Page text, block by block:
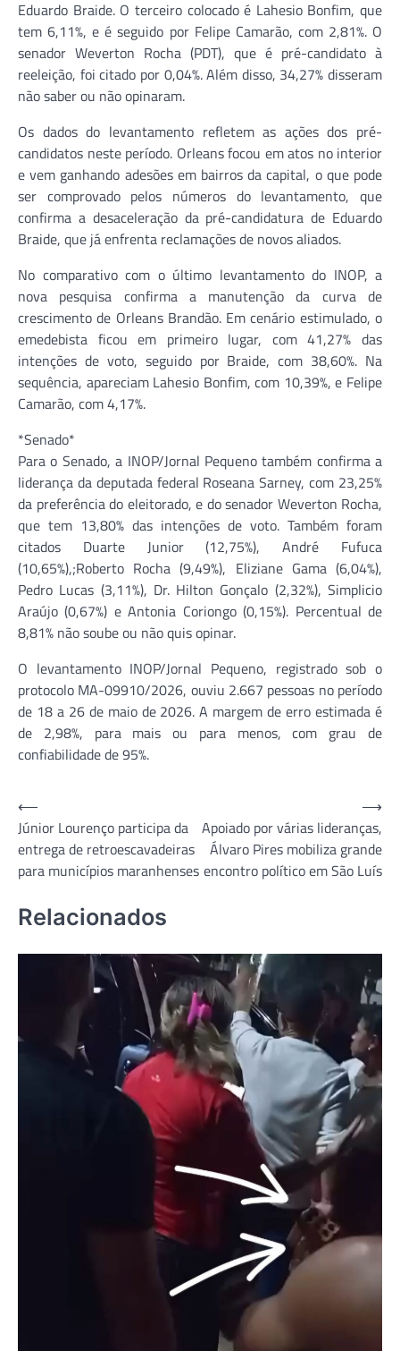
Eduardo Braide. O terceiro colocado é Lahesio Bonfim, que
tem 6,11%, e é seguido por Felipe Camarão, com 2,81%. O
senador Weverton Rocha (PDT), que é pré-candidato à
reeleição, foi citado por 0,04%. Além disso, 34,27% disseram
não saber ou não opinaram.
Os dados do levantamento refletem as ações dos pré-
candidatos neste período. Orleans focou em atos no interior
e vem ganhando adesões em bairros da capital, o que pode
ser comprovado pelos números do levantamento, que
confirma a desaceleração da pré-candidatura de Eduardo
Braide, que já enfrenta reclamações de novos aliados.
No comparativo com o último levantamento do INOP, a
nova pesquisa confirma a manutenção da curva de
crescimento de Orleans Brandão. Em cenário estimulado, o
emedebista ficou em primeiro lugar, com 41,27% das
intenções de voto, seguido por Braide, com 38,60%. Na
sequência, apareciam Lahesio Bonfim, com 10,39%, e Felipe
Camarão, com 4,17%.
*Senado*
Para o Senado, a INOP/Jornal Pequeno também confirma a
liderança da deputada federal Roseana Sarney, com 23,25%
da preferência do eleitorado, e do senador Weverton Rocha,
que tem 13,80% das intenções de voto. Também foram
citados Duarte Junior (12,75%), André Fufuca
(10,65%),;Roberto Rocha (9,49%), Eliziane Gama (6,04%),
Pedro Lucas (3,11%), Dr. Hilton Gonçalo (2,32%), Simplicio
Araújo (0,67%) e Antonia Coriongo (0,15%). Percentual de
8,81% não soube ou não quis opinar.
O levantamento INOP/Jornal Pequeno, registrado sob o
protocolo MA-09910/2026, ouviu 2.667 pessoas no período
de 18 a 26 de maio de 2026. A margem de erro estimada é
de 2,98%, para mais ou para menos, com grau de
confiabilidade de 95%.
Navegação
de
Post
⟵
Júnior Lourenço participa da
entrega de retroescavadeiras
para municípios maranhenses
Apoiado por várias lideranças,
Álvaro Pires mobiliza grande
encontro político em São Luís
⟶
Relacionados